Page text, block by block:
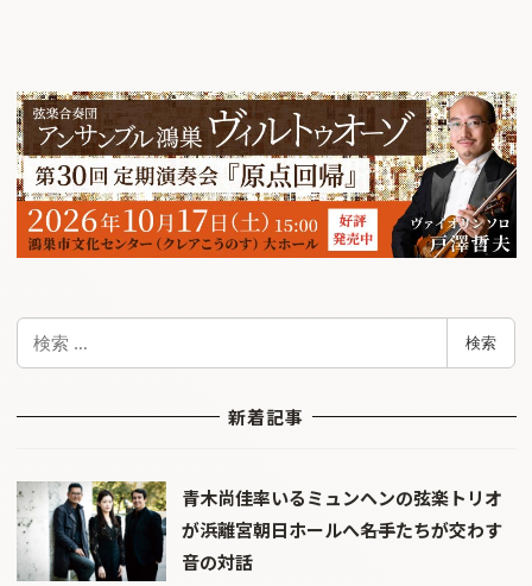
検
検索
新着記事
青木尚佳率いるミュンヘンの弦楽トリオ
が浜離宮朝日ホールへ――名手たちが交わす
音の対話